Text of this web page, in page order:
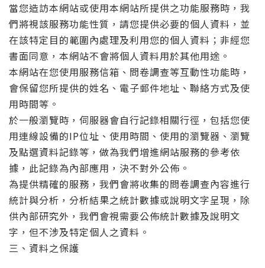
當您造訪本網站或使用本網站所提供之功能服務時，我
們將視該服務功能性質，請您提供必要的個人資料，並
在該特定目的範圍內處理及利用您的個人資料；非經您
書面同意，本網站不會將個人資料用於其他用途。
本網站在您使用服務信箱、問卷調查等互動性功能時，
會保留您所提供的姓名、電子郵件地址、聯絡方式及使
用時間等。
於一般瀏覽時，伺服器會自行記錄相關行徑，包括您使
用連線設備的IP位址、使用時間、使用的瀏覽器、瀏覽
及點選資料記錄等，做為我們增進網站服務的參考依
據，此記錄為內部應用，決不對外公佈。
為提供精確的服務，我們會將收集的問卷調查內容進行
統計與分析，分析結果之統計數據或說明文字呈現，除
供內部研究外，我們會視需要公佈統計數據及說明文
字，但不涉及特定個人之資料。
三、資料之保護